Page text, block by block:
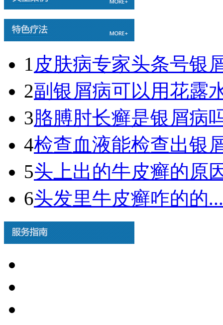
1 皮肤病专家头条号银
2副银屑病可以用花露
3胳膊肘长癣是银屑病
4检查血液能检查出银
5头上出的牛皮癣的原
6头发里牛皮癣咋的的...